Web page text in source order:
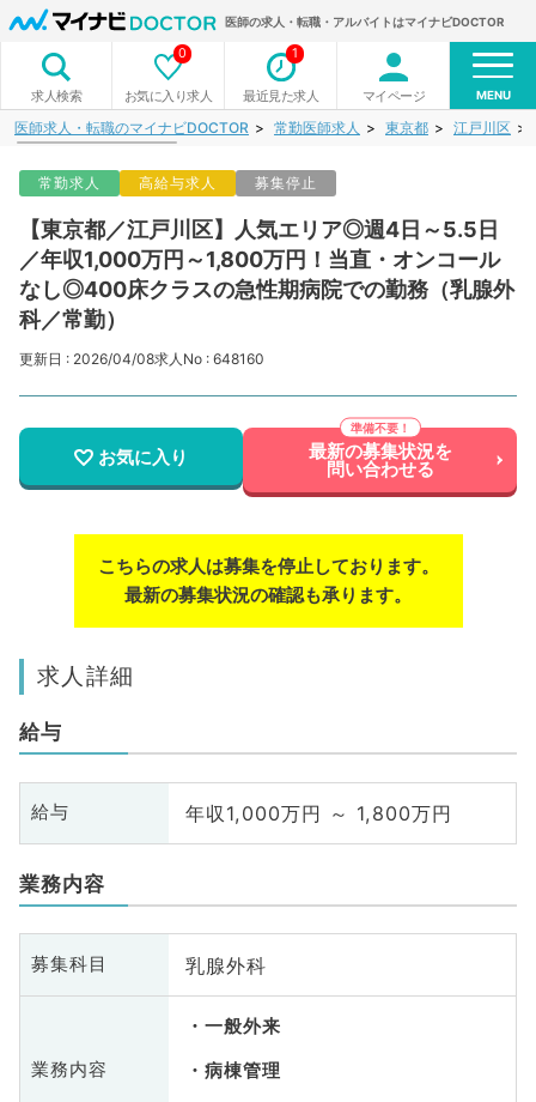
医師の求人・転職・アルバイトはマイナビDOCTOR
求人検索 お気に入り求人
0
最近見た求人
1
マイページ MENU
医師求人・転職のマイナビDOCTOR 常勤医師求人 東京都 江戸川区
常勤求人 高給与求人 募集停止
【東京都／江戸川区】人気エリア◎週4日～5.5日
／年収1,000万円～1,800万円！当直・オンコール
なし◎400床クラスの急性期病院での勤務（乳腺外
科／常勤）
更新日 : 2026/04/08求人No : 648160
お気に入り 最新の募集状況を
問い合わせる
こちらの求人は募集を停止しております。
最新の募集状況の確認も承ります。
求人詳細
給与
給与 年収1,000万円 ～ 1,800万円
業務内容
募集科目 乳腺外科
業務内容
一般外来
病棟管理